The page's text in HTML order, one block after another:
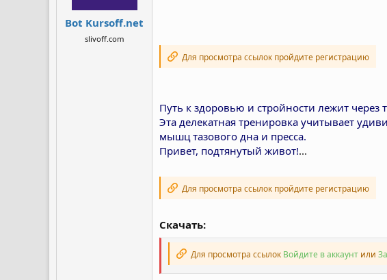
ы
Bot Kursoff.net
slivoff.com
Для просмотра ссылок пройдите регистрацию
Путь к здоровью и стройности лежит через
Эта делекатная тренировка учитывает
мышц тазового дна и пресса.
Привет, подтянутый живот!...
Для просмотра ссылок пройдите регистрацию
Скачать:
Для просмотра ссылок Войдите в аккаунт или